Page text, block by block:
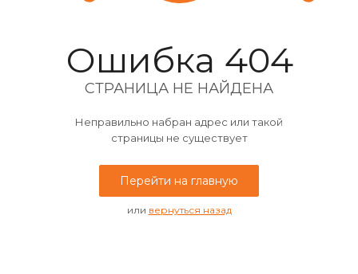
Ошибка 404
СТРАНИЦА НЕ НАЙДЕНА
Неправильно набран адрес или такой
страницы не существует
Перейти на главную
или вернуться назад